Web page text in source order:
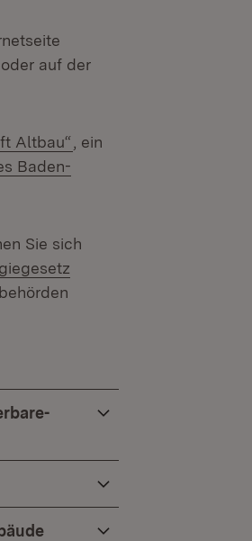
auf der
Altbau“ (Öffnet in neuem Fenster)
, ein
Baden-
Sie sich